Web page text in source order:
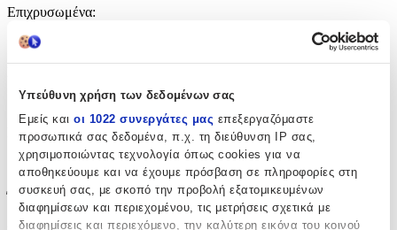
Υπεύθυνη χρήση των δεδομένων σας
Εμείς και οι 1022 συνεργάτες μας επεξεργαζόμαστε
προσωπικά σας δεδομένα, π.χ. τη διεύθυνση IP σας,
χρησιμοποιώντας τεχνολογία όπως cookies για να
αποθηκεύουμε και να έχουμε πρόσβαση σε πληροφορίες στη
συσκευή σας, με σκοπό την προβολή εξατομικευμένων
διαφημίσεων και περιεχομένου, τις μετρήσεις σχετικά με
διαφημίσεις και περιεχόμενο, την καλύτερη εικόνα του κοινού
Επιχρυσωμένα:
Αυτιά
Σετ:
Όχι
Έξτρα Χαρακτηριστικά